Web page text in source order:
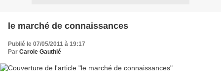
le marché de connaissances
Publié le 07/05/2011 à 19:17
Par Carole Gauthié